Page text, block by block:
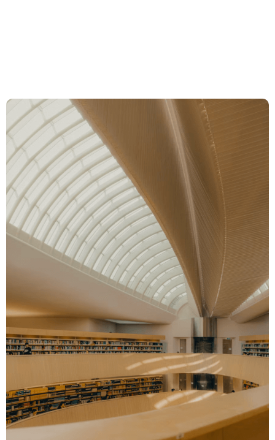
Team
News & Insights
About us
Career
Contact Zurich
Löwenstrasse 1
M: zh@barandun-law.ch
Contact Zug
Bahnhofstrasse 17
6300 Zug
T: +41 41 349 56 56
M: zg@barandun-law.ch
DATA PROTECTIONLINKEDIN